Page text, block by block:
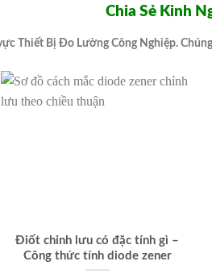
Chia Sẻ Kinh
Thiết Bị Đo Lường Công Nghiệp.
Điốt chỉnh lưu có đặc tính gì –
Công thức tính diode zener